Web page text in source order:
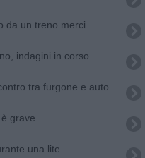
da un treno merci
indagini in corso
tra furgone e auto
grave
una lite